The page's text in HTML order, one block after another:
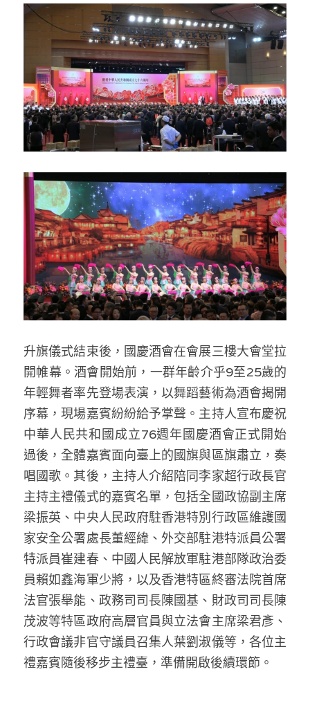
升旗儀式結束後，國慶酒會在會展三樓大會堂拉
開帷幕。酒會開始前，一群年齡介乎9至25歲的
年輕舞者率先登場表演，以舞蹈藝術為酒會揭開
序幕，現場嘉賓紛紛給予掌聲。主持人宣布慶祝
中華人民共和國成立76週年國慶酒會正式開始
過後，全體嘉賓面向臺上的國旗與區旗肅立，奏
唱國歌。其後，主持人介紹陪同李家超行政長官
主持主禮儀式的嘉賓名單，包括全國政協副主席
梁振英、中央人民政府駐香港特別行政區維護國
家安全公署處長董經緯、外交部駐港特派員公署
特派員崔建春、中國人民解放軍駐港部隊政治委
員賴如鑫海軍少將，以及香港特區終審法院首席
法官張舉能、政務司司長陳國基、財政司司長陳
茂波等特區政府高層官員與立法會主席梁君彥、
行政會議非官守議員召集人葉劉淑儀等，各位主
禮嘉賓隨後移步主禮臺，準備開啟後續環節。